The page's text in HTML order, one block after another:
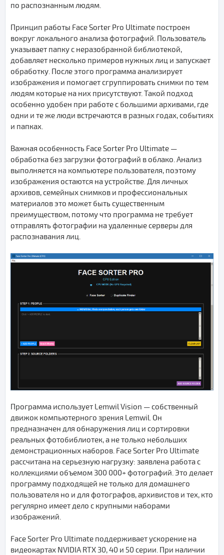
по распознанным людям.
Принцип работы Face Sorter Pro Ultimate построен
вокруг локального анализа фотографий. Пользователь
указывает папку с неразобранной библиотекой,
добавляет несколько примеров нужных лиц и запускает
обработку. После этого программа анализирует
изображения и помогает сгруппировать снимки по тем
людям которые на них присутствуют. Такой подход
особенно удобен при работе с большими архивами, где
одни и те же люди встречаются в разных годах, событиях
и папках.
Важная особенность Face Sorter Pro Ultimate —
обработка без загрузки фотографий в облако. Анализ
выполняется на компьютере пользователя, поэтому
изображения остаются на устройстве. Для личных
архивов, семейных снимков и профессиональных
материалов это может быть существенным
преимуществом, потому что программа не требует
отправлять фотографии на удаленные серверы для
распознавания лиц.
Программа использует Lemwil Vision — собственный
движок компьютерного зрения Lemwil. Он
предназначен для обнаружения лиц и сортировки
реальных фотобиблиотек, а не только небольших
демонстрационных наборов. Face Sorter Pro Ultimate
рассчитана на серьезную нагрузку: заявлена работа с
коллекциями объемом 300 000+ фотографий. Это делает
программу подходящей не только для домашнего
пользователя но и для фотографов, архивистов и тех, кто
регулярно имеет дело с крупными наборами
изображений.
Face Sorter Pro Ultimate поддерживает ускорение на
видеокартах NVIDIA RTX 30, 40 и 50 серии. При наличии